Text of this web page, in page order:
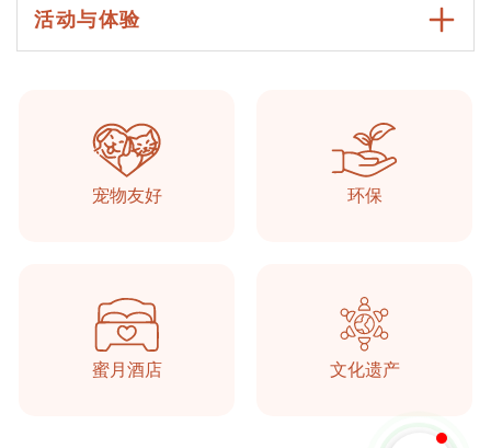
活动与体验
宠物友好 环保
蜜月酒店 文化遗产